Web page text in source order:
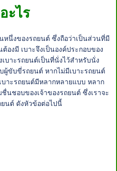
ะไร
หนึ่งของรถยนต์ ซึ่งถือว่าเป็นส่วนที่มี
องมี เบาะจึงเป็นองค์ประกอบของ
บาะรถยนต์เป็นที่นั่งไว้สำหรับนั่ง
ขับขี่รถยนต์ หากไม่มีเบาะรถยนต์
บาะรถยนต์มีหลากหลายแบบ หลาก
นชอบของเจ้าของรถยนต์ ซึ่งเราจะ
ยนต์ ดังหัวข้อต่อไปนี้